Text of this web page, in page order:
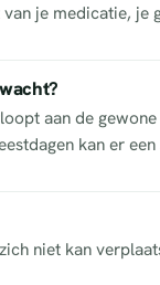
je medicatie, je
aan de
kan er
niet kan